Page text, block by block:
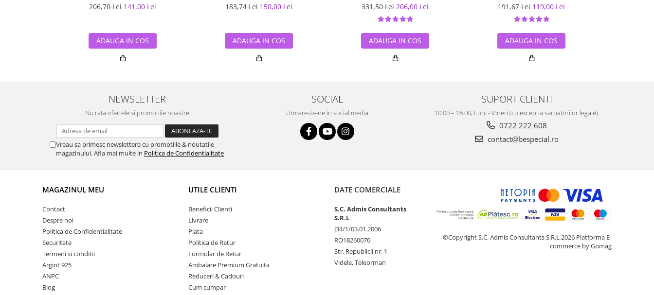
206,70 Lei 141,00 Lei
ADAUGA IN COS
183,74 Lei 150,00 Lei
ADAUGA IN COS
331,50 Lei 206,00 Lei
ADAUGA IN COS
191,67 Lei 119,00 Lei
ADAUGA IN COS
NEWSLETTER
Nu rata ofertele si promotiile noastre
Vreau sa primesc newslettere cu promotiile & noutatile
magazinului. Afla mai multe in Politica de Confidentialitate
SOCIAL
Urmareste-ne in social media
SUPORT CLIENTI
10.00 – 16.00, Luni - Vineri (cu exceptia sarbatorilor legale).
0722 222 608
contact@bespecial.ro
MAGAZINUL MEU
Contact
Despre noi
Politica de Confidentialitate
Securitate
Termeni si conditii
Argint 925
ANPC
Blog
UTILE CLIENTI
Beneficii Clienti
Livrare
Plata
Politica de Retur
Formular de Retur
Ambalare Premium Gratuita
Reduceri & Cadouri
Cum cumpar
DATE COMERCIALE
S.C. Admis Consultants
S.R.L
J34/1/03.01.2006
RO18260070
Str. Republicii nr. 1
Videle, Teleorman
©Copyright S.C. Admis Consultants S.R.L 2026 Platforma E-
commerce by Gomag